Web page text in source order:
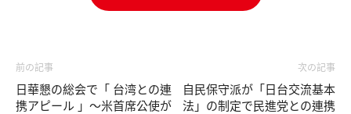
前の記事
日華懇の総会で「 台湾との連
携アピール 」〜米首席公使が
次の記事
自民保守派が「日台交流基本
法」の制定で民進党との連携